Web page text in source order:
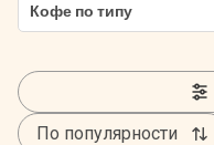
Кофе по типу
По популярности